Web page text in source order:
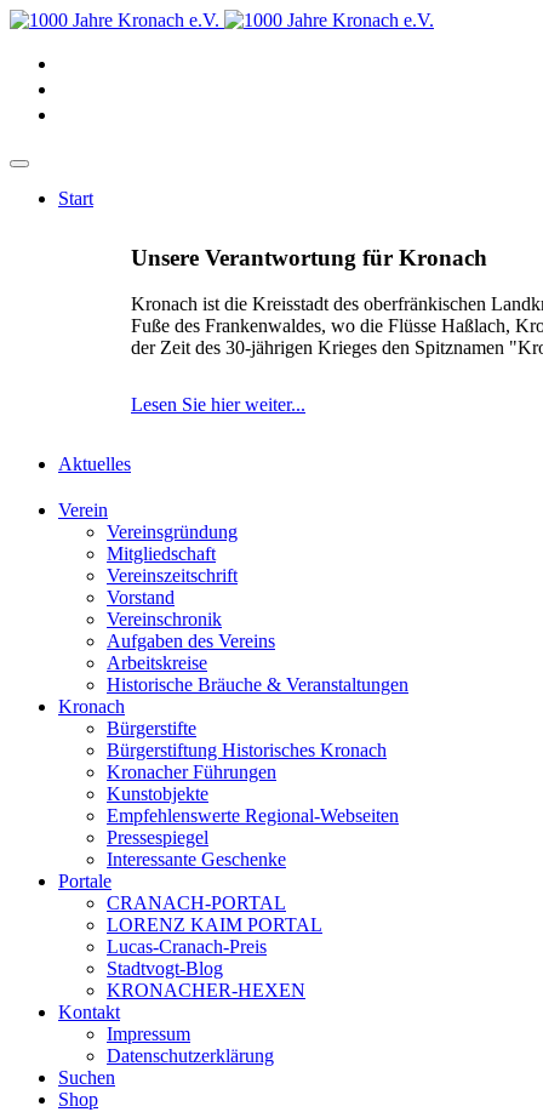
Start
Unsere Verantwortung für Kronach
Kronach ist die Kreisstadt des oberfränkischen
Fuße des Frankenwaldes, wo die Flüsse Haßlach,
der Zeit des 30-jährigen Krieges den Spitznamen
Lesen Sie hier weiter...
Aktuelles
Verein
Vereinsgründung
Mitgliedschaft
Vereinszeitschrift
Vorstand
Vereinschronik
Aufgaben des Vereins
Arbeitskreise
Historische Bräuche & Veranstaltungen
Kronach
Bürgerstifte
Bürgerstiftung Historisches Kronach
Kronacher Führungen
Kunstobjekte
Empfehlenswerte Regional-Webseiten
Pressespiegel
Interessante Geschenke
Portale
CRANACH-PORTAL
LORENZ KAIM PORTAL
Lucas-Cranach-Preis
Stadtvogt-Blog
KRONACHER-HEXEN
Kontakt
Impressum
Datenschutzerklärung
Suchen
Shop